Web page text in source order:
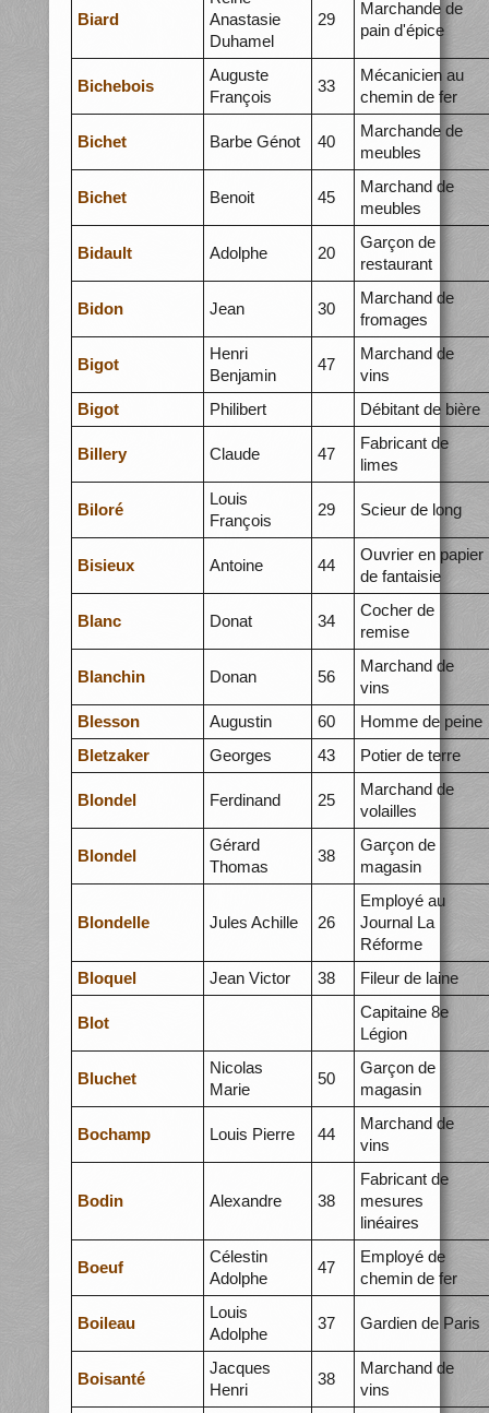
Biard
Anastasie
Duhamel
29
Marchande de
pain d'épice
Bichebois
Auguste
François
33
Mécanicien au
chemin de fer
Bichet Barbe Génot 40
Marchande de
meubles
Bichet Benoit 45
Marchand de
meubles
Bidault Adolphe 20
Garçon de
restaurant
Bidon Jean 30
Marchand de
fromages
Bigot
Henri
Benjamin
47
Marchand de
vins
Bigot
Philibert Débitant de bière
Billery Claude 47
Fabricant de
limes
Biloré
Louis
François
29 Scieur de long
Bisieux Antoine 44
Ouvrier en papier
de fantaisie
Blanc Donat 34
Cocher de
remise
Blanchin Donan 56
Marchand de
vins
Blesson
Augustin 60
Homme de peine
Bletzaker
Georges 43 Potier de terre
Blondel Ferdinand 25
Marchand de
volailles
Blondel
Gérard
Thomas
38
Garçon de
magasin
Blondelle Jules Achille 26
Employé au
Journal La
Réforme
Bloquel
Jean Victor 38 Fileur de laine
Blot
Capitaine 8e
Légion
Bluchet
Nicolas
Marie
50
Garçon de
magasin
Bochamp Louis Pierre 44
Marchand de
vins
Bodin Alexandre 38
Fabricant de
mesures
linéaires
Boeuf
Célestin
Adolphe
47
Employé de
chemin de fer
Boileau
Louis
Adolphe
37 Gardien de Paris
Boisanté
Jacques
Henri
38
Marchand de
vins